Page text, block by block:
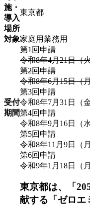
施・
導入
場所
東京都
対象家庭用業務用
受付
期間
第1回申請
令和8年4月21日（
第2回申請
令和8年6月15日（
第3回申請
令和8年7月31日（
第4回申請
令和8年9月16日（
第5回申請
令和8年11月9日（
第6回申請
令和9年1月18日（
東京都は、「
献する「ゼロエ